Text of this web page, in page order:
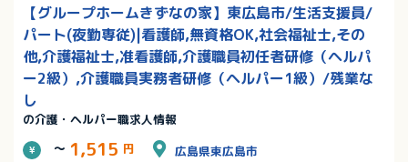
【グループホームきずなの家】東広島市/生活支援員/
パート(夜勤専従)|看護師,無資格OK,社会福祉士,その
他,介護福祉士,准看護師,介護職員初任者研修（ヘルパ
ー2級）,介護職員実務者研修（ヘルパー1級）/残業な
し
の介護・ヘルパー職求人情報
～ 1,515 円 広島県東広島市